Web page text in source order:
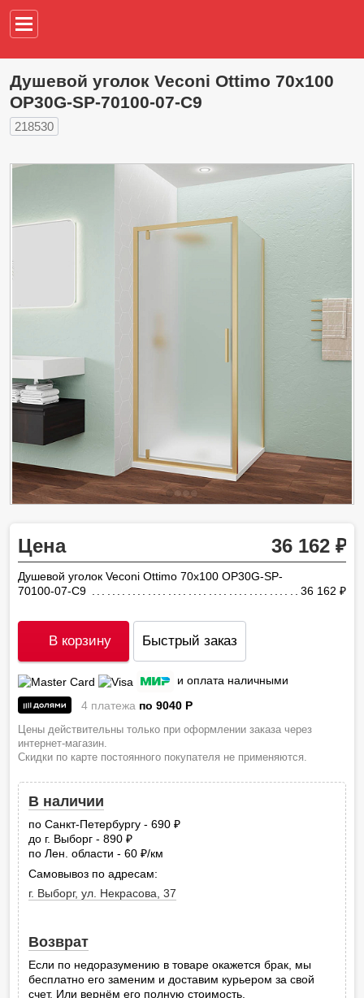
Душевой уголок Veconi Ottimo 70х100
OP30G-SP-70100-07-C9
218530
Цена 36 162
Душевой уголок Veconi Ottimo 70х100 OP30G-SP-
70100-07-C9
36 162
В корзину Быстрый заказ
и оплата наличными
4 платежа по 9040 P
Цены действительны только при оформлении заказа через
интернет-магазин.
Скидки по карте постоянного покупателя не применяются.
В наличии
по Санкт-Петербургу - 690
до г. Выборг - 890
по Лен. области - 60
руб.
/км
Самовывоз по адресам:
г. Выборг, ул. Некрасова, 37
Возврат
Если по недоразумению в товаре окажется брак, мы
бесплатно его заменим и доставим курьером за свой
счет. Или вернём его полную стоимость.